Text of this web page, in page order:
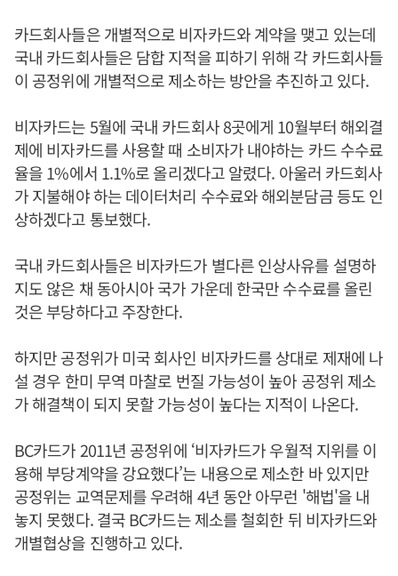
카드회사들은 개별적으로 비자카드와 계약을 맺고 있는데
국내 카드회사들은 담합 지적을 피하기 위해 각 카드회사들
이 공정위에 개별적으로 제소하는 방안을 추진하고 있다.
비자카드는 5월에 국내 카드회사 8곳에게 10월부터 해외결
제에 비자카드를 사용할 때 소비자가 내야하는 카드 수수료
율을 1%에서 1.1%로 올리겠다고 알렸다. 아울러 카드회사
가 지불해야 하는 데이터처리 수수료와 해외분담금 등도 인
상하겠다고 통보했다.
국내 카드회사들은 비자카드가 별다른 인상사유를 설명하
지도 않은 채 동아시아 국가 가운데 한국만 수수료를 올린
것은 부당하다고 주장한다.
하지만 공정위가 미국 회사인 비자카드를 상대로 제재에 나
설 경우 한미 무역 마찰로 번질 가능성이 높아 공정위 제소
가 해결책이 되지 못할 가능성이 높다는 지적이 나온다.
BC카드가 2011년 공정위에 ‘비자카드가 우월적 지위를 이
용해 부당계약을 강요했다’는 내용으로 제소한 바 있지만
공정위는 교역문제를 우려해 4년 동안 아무런 '해법'을 내
놓지 못했다. 결국 BC카드는 제소를 철회한 뒤 비자카드와
개별협상을 진행하고 있다.